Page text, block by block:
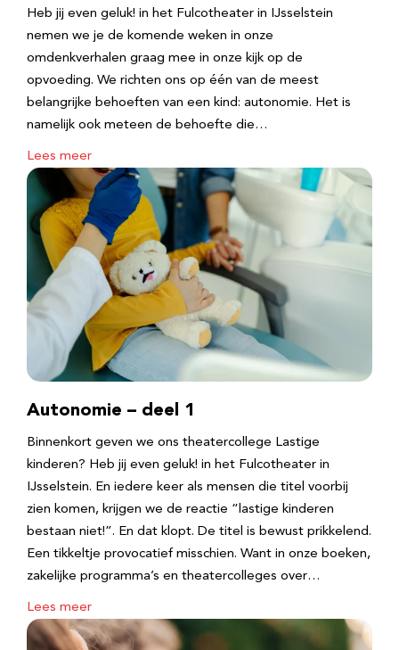
Heb jij even geluk! in het Fulcotheater in IJsselstein
nemen we je de komende weken in onze
omdenkverhalen graag mee in onze kijk op de
opvoeding. We richten ons op één van de meest
belangrijke behoeften van een kind: autonomie. Het is
namelijk ook meteen de behoefte die…
Lees meer
Autonomie – deel 1
Binnenkort geven we ons theatercollege Lastige
kinderen? Heb jij even geluk! in het Fulcotheater in
IJsselstein. En iedere keer als mensen die titel voorbij
zien komen, krijgen we de reactie “lastige kinderen
bestaan niet!”. En dat klopt. De titel is bewust prikkelend.
Een tikkeltje provocatief misschien. Want in onze boeken,
zakelijke programma’s en theatercolleges over…
Lees meer